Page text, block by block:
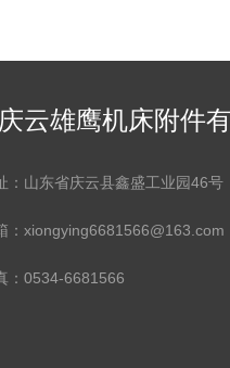
云雄鹰机床附件
：山东省庆云县鑫盛工业园46号
：xiongying6681566@163.com
：0534-6681566